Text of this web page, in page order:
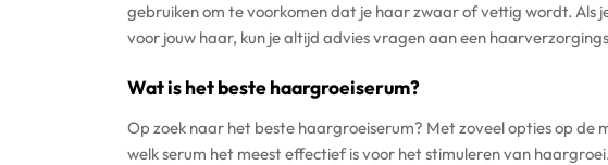
gebruiken om te voorkomen dat je haar zwaar of vettig wordt. Als
voor jouw haar, kun je altijd advies vragen aan een
Wat is het beste haargroeiserum?
Op zoek naar het beste haargroeiserum? Met zoveel opties op de
welk serum het meest effectief is voor het stimuleren van